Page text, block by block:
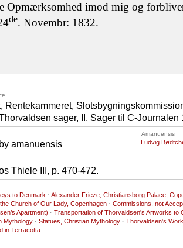
Opmærksomhed imod mig og
de. Novembr: 1832.
Rentekammeret,
sager, II. Sager til C-Journalen
Amanuensis
amanuensis Ludvig
Thiele III, p. 470-472.
to Denmark · Alexander Frieze, Christiansborg Palace,
Church of Our Lady, Copenhagen · Commissions, not
Apartment) · Transportation of Thorvaldsen's Artworks to
Mythology · Statues, Christian Mythology · Thorvaldsen's
in Terracotta